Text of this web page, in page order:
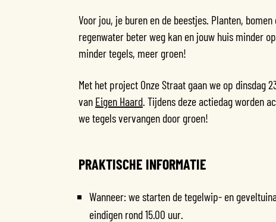
Voor jou, je buren en de beestjes. Planten,
regenwater beter weg kan en jouw huis minder
minder tegels, meer groen!
Met het project Onze Straat gaan we op dinsdag
van Eigen Haard. Tijdens deze actiedag worden
we tegels vervangen door groen!
PRAKTISCHE INFORMATIE
Wanneer: we starten de tegelwip- en
eindigen rond 15.00 uur.